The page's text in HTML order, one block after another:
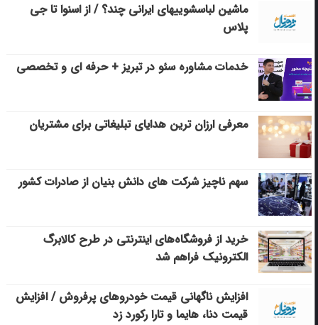
ماشین لباسشویی‎های ایرانی چند؟ / از اسنوا تا جی
پلاس
خدمات مشاوره سئو در تبریز + حرفه ای و تخصصی
معرفی ارزان ترین هدایای تبلیغاتی برای مشتریان
سهم ناچیز شرکت های دانش بنیان از صادرات کشور
خرید از فروشگاه‌های اینترنتی در طرح کالابرگ
الکترونیک فراهم شد
افزایش ناگهانی قیمت خودروهای پرفروش / افزایش
قیمت دنا، هایما و تارا رکورد زد